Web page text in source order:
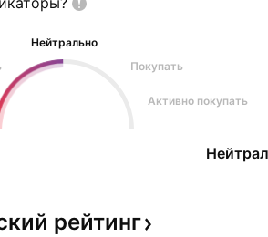
Нейтрально
Покупать
Активно покупать
рейтинг